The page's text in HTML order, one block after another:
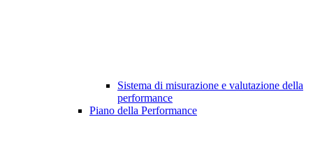
Sistema di misurazione e valutazione della
performance
Piano della Performance